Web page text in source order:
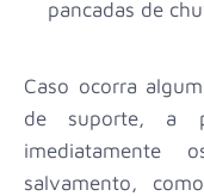
pancadas de
Caso ocorra
de suporte, a
imediatamente
salvamento,